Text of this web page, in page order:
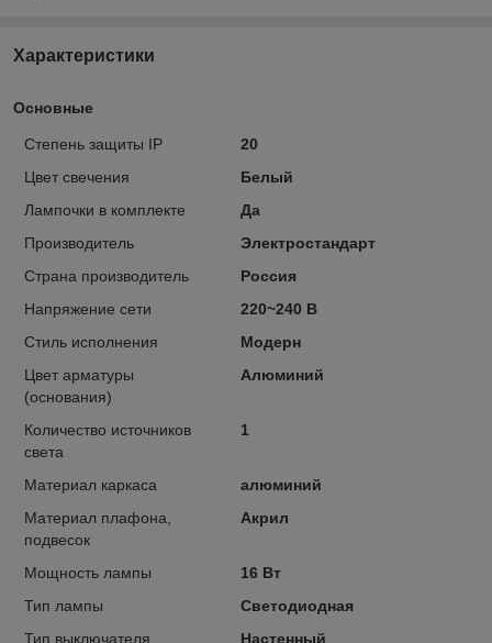
Характеристики
Основные
Степень защиты IP
20
Цвет свечения
Белый
Лампочки в комплекте
Да
Производитель
Электростандарт
Страна производитель
Россия
Напряжение сети
220~240 В
Стиль исполнения
Модерн
Цвет арматуры
(основания)
Алюминий
Количество источников
света
1
Материал каркаса
алюминий
Материал плафона,
подвесок
Акрил
Мощность лампы
16 Вт
Тип лампы
Светодиодная
Тип выключателя
Настенный